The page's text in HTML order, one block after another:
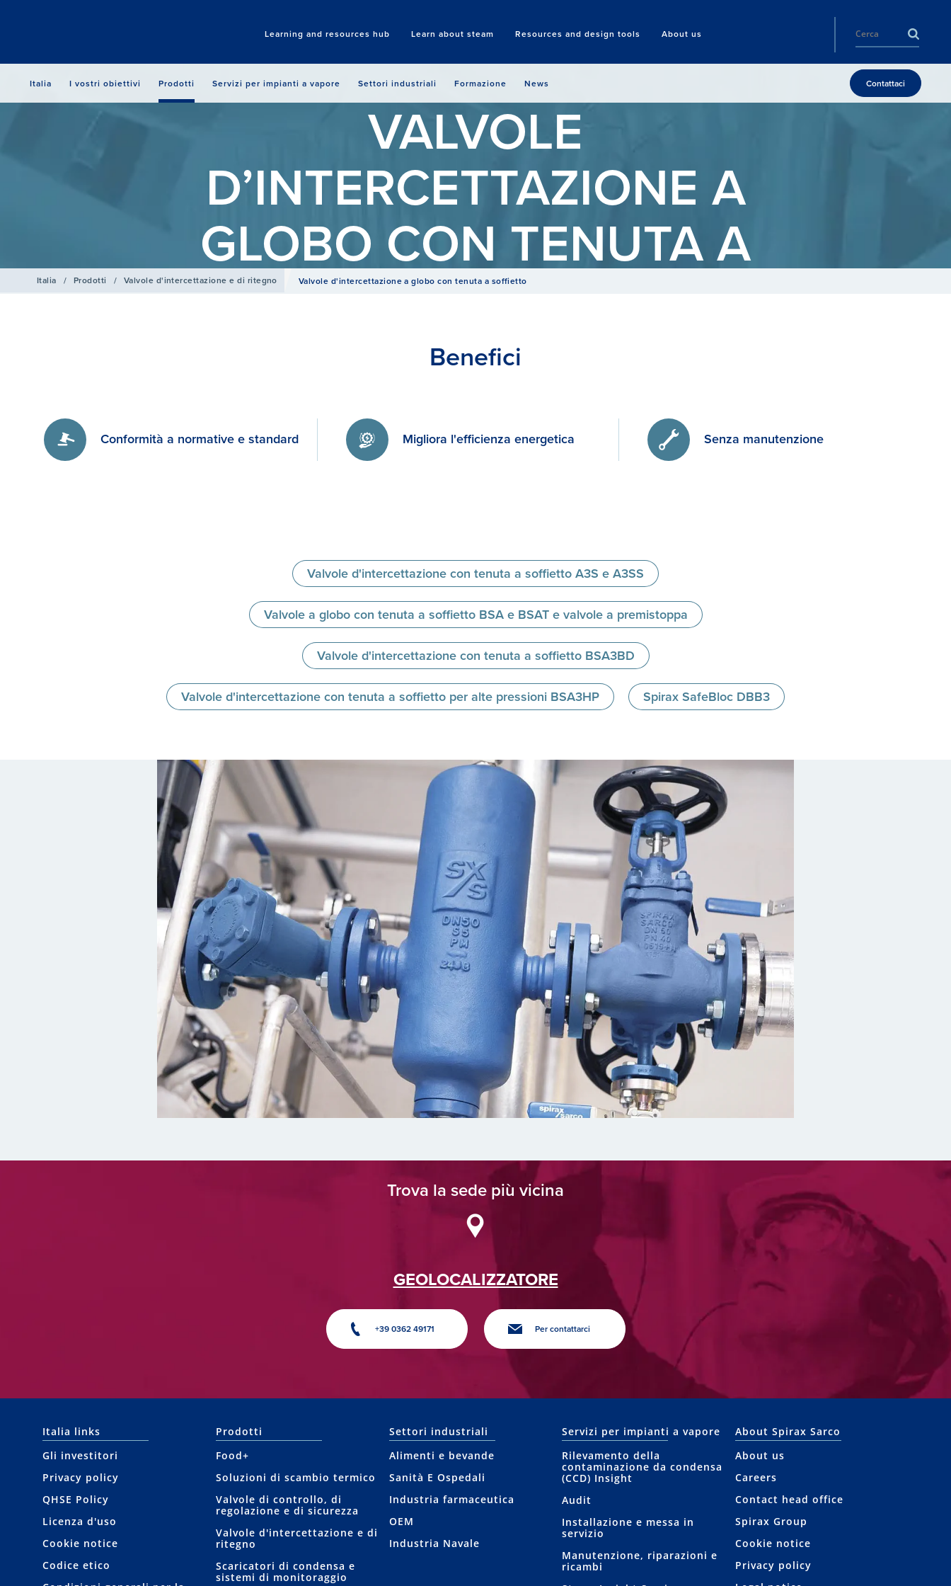
Learning and resources hub Learn about steam Resources and design tools About us
Search
Italia I vostri obiettivi Prodotti Servizi per impianti a vapore Settori industriali Formazione News Contattaci
VALVOLE
D’INTERCETTAZIONE A
GLOBO CON TENUTA A
SOFFIETTO O A
PREMISTOPPA
Italia / Prodotti / Valvole d'intercettazione e di ritegno Valvole d'intercettazione a globo con tenuta a soffietto
Benefici
Conformità a normative e standard Migliora l'efficienza energetica Senza manutenzione
Valvole d'intercettazione con tenuta a soffietto A3S e A3SS
Valvole a globo con tenuta a soffietto BSA e BSAT e valvole a premistoppa
Valvole d'intercettazione con tenuta a soffietto BSA3BD
Valvole d'intercettazione con tenuta a soffietto per alte pressioni BSA3HP Spirax SafeBloc DBB3
Trova la sede più vicina
GEOLOCALIZZATORE
+39 0362 49171 Per contattarci
Italia links
Gli investitori
Privacy policy
QHSE Policy
Licenza d'uso
Cookie notice
Codice etico
Prodotti
Food+
Soluzioni di scambio termico
Valvole di controllo, di
regolazione e di sicurezza
Valvole d'intercettazione e di
ritegno
Scaricatori di condensa e
sistemi di monitoraggio
Settori industriali
Alimenti e bevande
Sanità E Ospedali
Industria farmaceutica
OEM
Industria Navale
Servizi per impianti a vapore
Rilevamento della
contaminazione da condensa
(CCD) Insight
Audit
Installazione e messa in
servizio
Manutenzione, riparazioni e
ricambi
About Spirax Sarco
About us
Careers
Contact head office
Spirax Group
Cookie notice
Privacy policy